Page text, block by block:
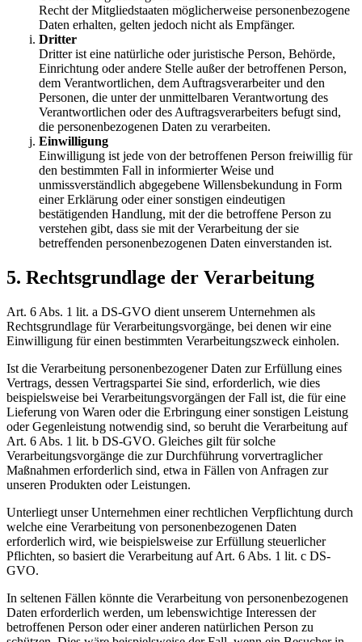
Recht der Mitgliedstaaten möglicherweise personenbezogene
Daten erhalten, gelten jedoch nicht als Empfänger.
Dritter
Dritter ist eine natürliche oder juristische Person, Behörde,
Einrichtung oder andere Stelle außer der betroffenen Person,
dem Verantwortlichen, dem Auftragsverarbeiter und den
Personen, die unter der unmittelbaren Verantwortung des
Verantwortlichen oder des Auftragsverarbeiters befugt sind,
die personenbezogenen Daten zu verarbeiten.
Einwilligung
Einwilligung ist jede von der betroffenen Person freiwillig für
den bestimmten Fall in informierter Weise und
unmissverständlich abgegebene Willensbekundung in Form
einer Erklärung oder einer sonstigen eindeutigen
bestätigenden Handlung, mit der die betroffene Person zu
verstehen gibt, dass sie mit der Verarbeitung der sie
betreffenden personenbezogenen Daten einverstanden ist.
5. Rechtsgrundlage der Verarbeitung
Art. 6 Abs. 1 lit. a DS-GVO dient unserem Unternehmen als
Rechtsgrundlage für Verarbeitungsvorgänge, bei denen wir eine
Einwilligung für einen bestimmten Verarbeitungszweck einholen.
Ist die Verarbeitung personenbezogener Daten zur Erfüllung eines
Vertrags, dessen Vertragspartei Sie sind, erforderlich, wie dies
beispielsweise bei Verarbeitungsvorgängen der Fall ist, die für eine
Lieferung von Waren oder die Erbringung einer sonstigen Leistung
oder Gegenleistung notwendig sind, so beruht die Verarbeitung auf
Art. 6 Abs. 1 lit. b DS-GVO. Gleiches gilt für solche
Verarbeitungsvorgänge die zur Durchführung vorvertraglicher
Maßnahmen erforderlich sind, etwa in Fällen von Anfragen zur
unseren Produkten oder Leistungen.
Unterliegt unser Unternehmen einer rechtlichen Verpflichtung durch
welche eine Verarbeitung von personenbezogenen Daten
erforderlich wird, wie beispielsweise zur Erfüllung steuerlicher
Pflichten, so basiert die Verarbeitung auf Art. 6 Abs. 1 lit. c DS-
GVO.
In seltenen Fällen könnte die Verarbeitung von personenbezogenen
Daten erforderlich werden, um lebenswichtige Interessen der
betroffenen Person oder einer anderen natürlichen Person zu